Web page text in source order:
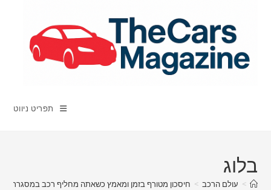
תפריט ניווט
בלוג
> עולם הרכב > חיסכון מטורף בזמן ומאמץ כשאתה מחליף רכב במסגרת